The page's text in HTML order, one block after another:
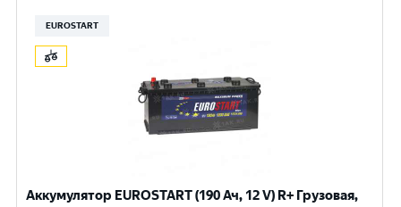
EUROSTART
Аккумулятор EUROSTART (190 Ач, 12 V) R+ Грузовая,